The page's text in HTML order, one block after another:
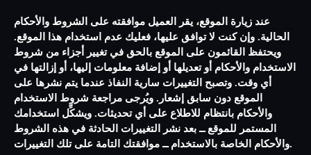
عند زيارة الموقع، يقر العميل موافقته على الشروط والأحكام
الحالية. وإن كنت لا توافق عليها، فعليك عدم استخدام هذا الموقع.
ويحتفظ القائمون على الموقع بالحق في تغيير أجزاء من شروط
الاستخدام والأحكام أو تعديلها أو إضافة معلومات إليها، أو إزالتها في
أي وقت. وتصبح التغييرات سارية النفاذ عندما يتم نشرها على
الموقع دون سابق إشعار. ويُرجى مراجعة شروط الاستخدام
والأحكام بانتظام للاطلاع على أي تحديثات. ويشكِّل استخدامك
المستمر للموقع ــ بعد نشر التغييرات الحادثة في هذه الشروط
والأحكام الخاصة بالاستخدام ــ موافقتك التامة على تلك التغييرات.